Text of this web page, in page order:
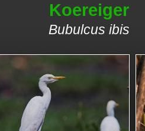
Koereiger
Bubulcus ibis